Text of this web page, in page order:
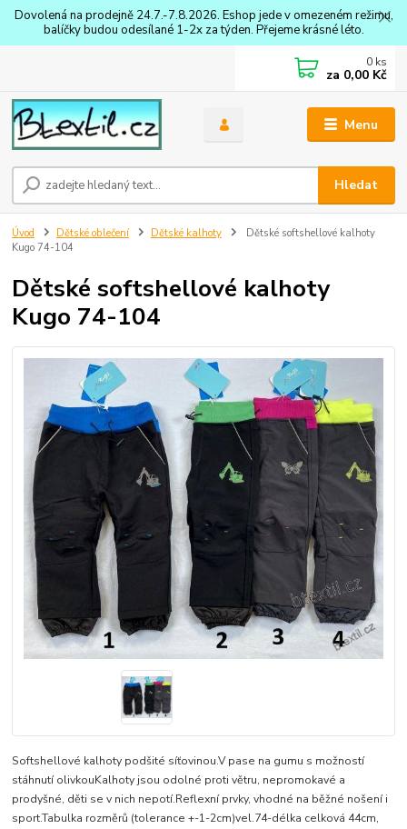
Dovolená na prodejně 24.7.-7.8.2026. Eshop jede v omezeném režimu,
balíčky budou odesílané 1-2x za týden. Přejeme krásné léto.
Menu
Hledat
0 ks
za 0,00 Kč
Úvod Dětské oblečení Dětské kalhoty
Dětské softshellové kalhoty
Kugo 74-104
Dětské softshellové kalhoty
Kugo 74-104
Softshellové kalhoty podšité síťovinou.V pase na gumu s možností
stáhnutí olivkouKalhoty jsou odolné proti větru, nepromokavé a
prodyšné, děti se v nich nepotí.Reflexní prvky, vhodné na běžné nošení i
sport.Tabulka rozměrů (tolerance +-1-2cm)vel.74-délka celková 44cm,